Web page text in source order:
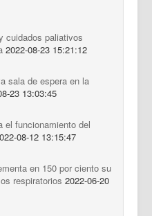
cuidados paliativos
2022-08-23 15:21:12
sala de espera en la
23 13:03:45
el funcionamiento del
08-12 13:15:47
en 150 por ciento su
respiratorios 2022-06-20